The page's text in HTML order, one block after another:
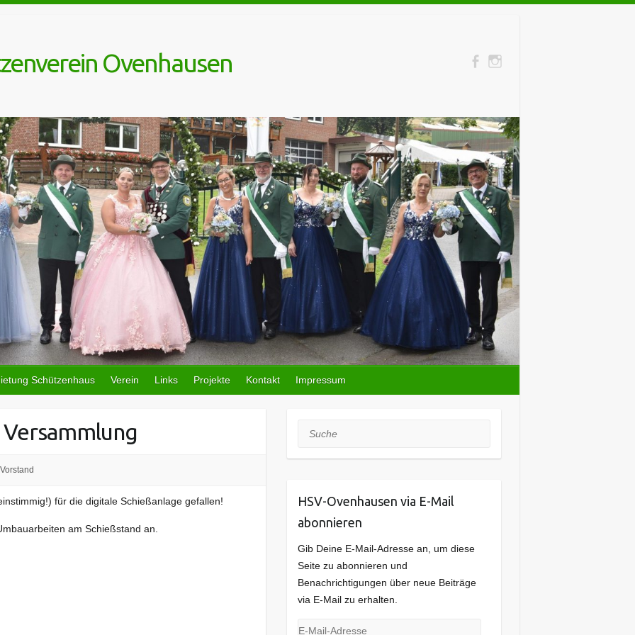
Ovenhausen
Schützenhaus Verein Links Projekte Kontakt Impressum
Vorstand
für die digitale Schießanlage gefallen!
am Schießstand an.
Suche
HSV-Ovenhausen via E-Mail
abonnieren
Gib Deine E-Mail-Adresse an, um diese
Seite zu abonnieren und
Benachrichtigungen über neue Beiträge
via E-Mail zu erhalten.
E-